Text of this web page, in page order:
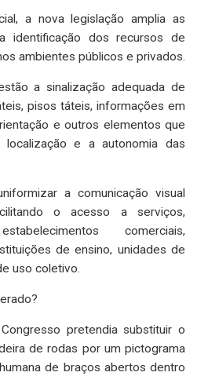
a nova legislação amplia as
identificação dos recursos de
ambientes públicos e privados.
a sinalização adequada de
pisos táteis, informações em
e outros elementos que
e a autonomia das
a comunicação visual
o acesso a serviços,
comerciais,
de ensino, unidades de
uso coletivo.
pretendia substituir o
de rodas por um pictograma
de braços abertos dentro